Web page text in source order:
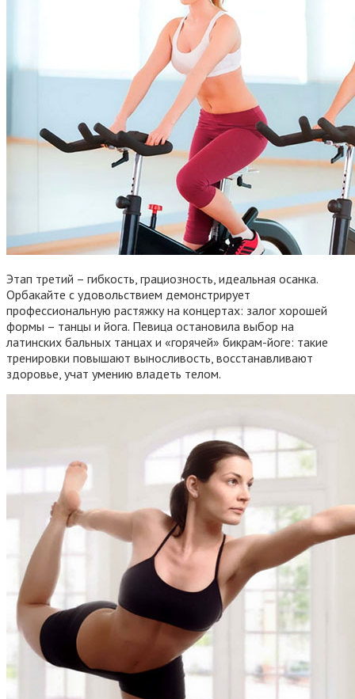
Этап третий – гибкость, грациозность, идеальная осанка.
Орбакайте с удовольствием демонстрирует
профессиональную растяжку на концертах: залог хорошей
формы – танцы и йога. Певица остановила выбор на
латинских бальных танцах и «горячей» бикрам-йоге: такие
тренировки повышают выносливость, восстанавливают
здоровье, учат умению владеть телом.